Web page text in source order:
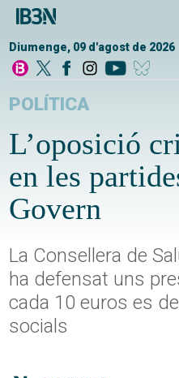
Diumenge, 09 d'agost de 2026
POLÍTICA
L’oposició
en les
Govern
La Consellera de
ha defensat uns
cada 10 euros es
socials